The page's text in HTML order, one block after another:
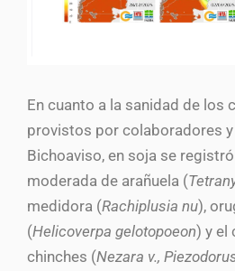
En cuanto a la sanidad de los
provistos por colaboradores
Bichoaviso, en soja se
moderada de arañuela (
medidora (Rachiplusia nu),
(Helicoverpa gelotopoeon) y el
chinches (Nezara v.,